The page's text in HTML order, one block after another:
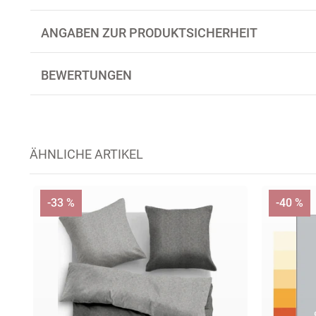
ANGABEN ZUR PRODUKTSICHERHEIT
BEWERTUNGEN
ÄHNLICHE ARTIKEL
-33 % -40 %